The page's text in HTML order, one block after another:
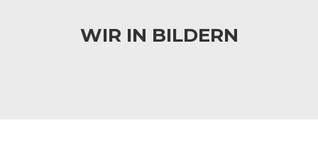
WIR IN BILDERN